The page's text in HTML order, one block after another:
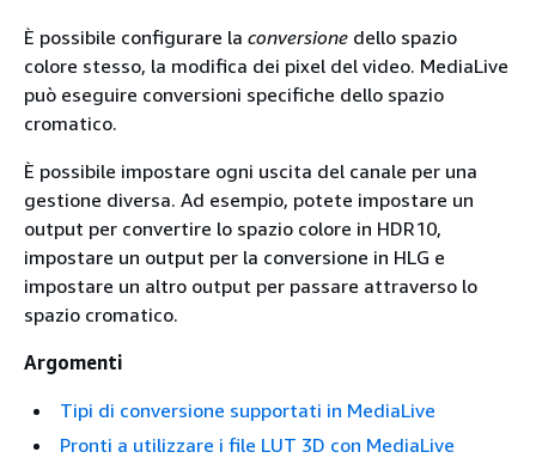
È possibile configurare la conversione dello spazio
colore stesso, la modifica dei pixel del video. MediaLive
può eseguire conversioni specifiche dello spazio
cromatico.
È possibile impostare ogni uscita del canale per una
gestione diversa. Ad esempio, potete impostare un
output per convertire lo spazio colore in HDR10,
impostare un output per la conversione in HLG e
impostare un altro output per passare attraverso lo
spazio cromatico.
Argomenti
Tipi di conversione supportati in MediaLive
Pronti a utilizzare i file LUT 3D con MediaLive